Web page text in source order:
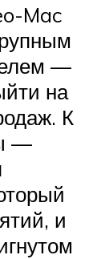
Mac
—
на
К
—
и